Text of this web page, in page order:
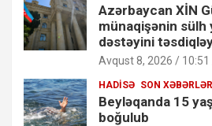
Azərbaycan XİN
münaqişənin sülh
dəstəyini
Avqust 8, 2026 / 10:51
HADISƏ SON XƏBƏRLƏR
Beyləqanda 15
boğulub